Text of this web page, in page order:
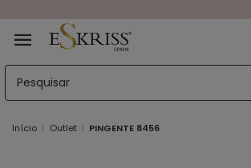
Início Outlet PINGENTE 8456